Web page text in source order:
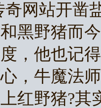
奇网站开凿
黑野猪而
，他也记
，牛魔法
红野猪?其